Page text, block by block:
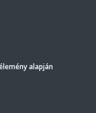
alapján